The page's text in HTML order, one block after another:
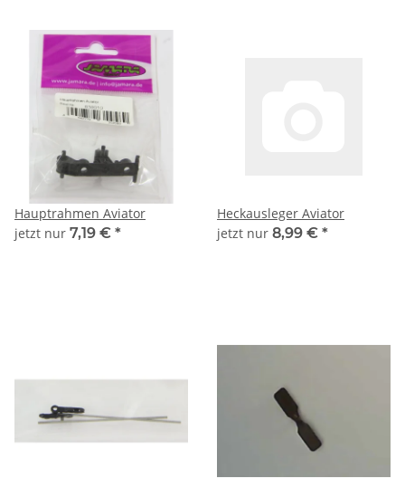
Hauptrahmen Aviator
jetzt nur 7,19 € *
Heckausleger Aviator
jetzt nur 8,99 € *